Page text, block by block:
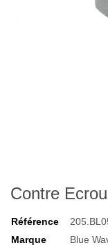
Contre Ecrou
Référence
Marque
Blue